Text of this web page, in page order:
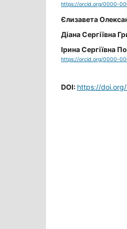
https://orcid.org/0000-
Єлизавета
Діана Сергіївна
Ірина Сергіївна
https://orcid.org/0000-
DOI: https://